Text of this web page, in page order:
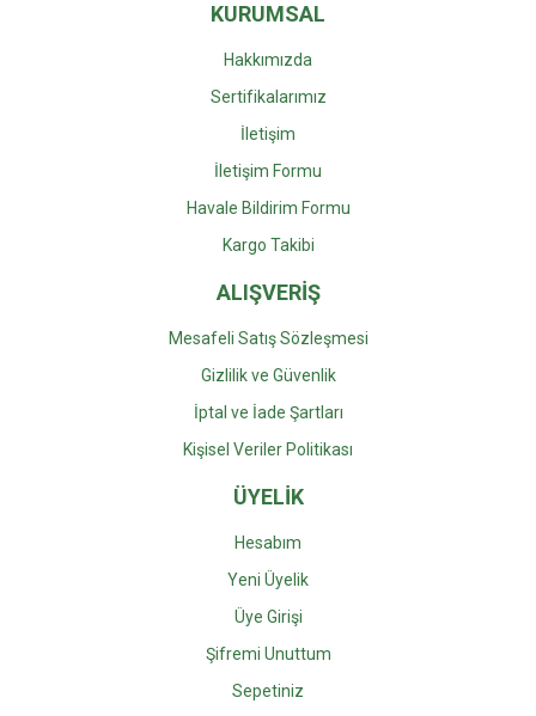
KURUMSAL
Hakkımızda
Sertifikalarımız
İletişim
İletişim Formu
Havale Bildirim Formu
Kargo Takibi
ALIŞVERİŞ
Mesafeli Satış Sözleşmesi
Gizlilik ve Güvenlik
İptal ve İade Şartları
Kişisel Veriler Politikası
ÜYELİK
Hesabım
Yeni Üyelik
Üye Girişi
Şifremi Unuttum
Sepetiniz